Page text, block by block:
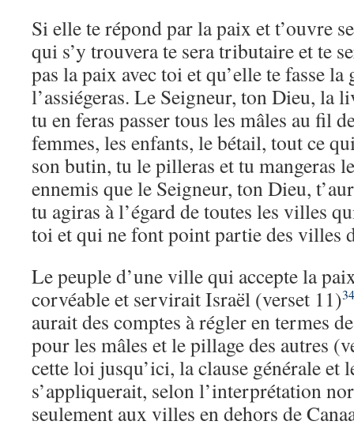
Si elle te répond par la paix et t’ouvre
qui s’y trouvera te sera tributaire et te
pas la paix avec toi et qu’elle te fasse
l’assiégeras. Le Seigneur, ton Dieu, la
tu en feras passer tous les mâles au fil
femmes, les enfants, le bétail, tout ce
son butin, tu le pilleras et tu mangeras
ennemis que le Seigneur, ton Dieu,
tu agiras à l’égard de toutes les villes
toi et qui ne font point partie des villes
Le peuple d’une ville qui accepte la
corvéable et servirait Israël (verset 11)34
aurait des comptes à régler en termes
pour les mâles et le pillage des autres
cette loi jusqu’ici, la clause générale et
s’appliquerait, selon l’interprétation
seulement aux villes en dehors de